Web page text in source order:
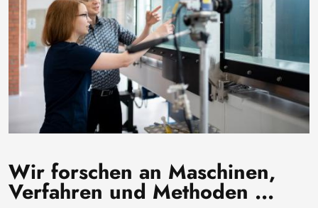
Wir forschen an Maschinen,
Verfahren und Methoden ...